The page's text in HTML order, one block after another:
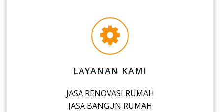
LAYANAN KAMI
JASA RENOVASI RUMAH
JASA BANGUN RUMAH